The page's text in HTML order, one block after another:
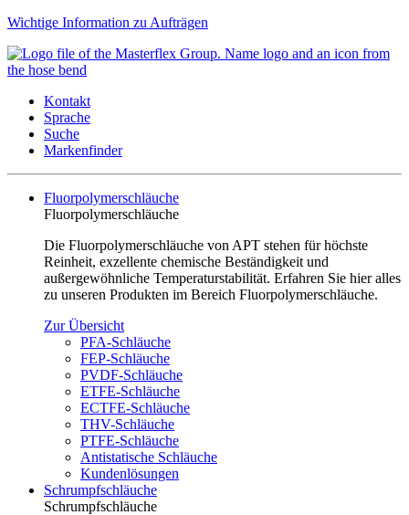
Wichtige Information zu Aufträgen
Kontakt
Sprache
Suche
Markenfinder
Fluorpolymerschläuche
Fluorpolymerschläuche
Die Fluorpolymerschläuche von APT stehen für höchste
Reinheit, exzellente chemische Beständigkeit und
außergewöhnliche Temperaturstabilität. Erfahren Sie hier alles
zu unseren Produkten im Bereich Fluorpolymerschläuche.
Zur Übersicht
PFA-Schläuche
FEP-Schläuche
PVDF-Schläuche
ETFE-Schläuche
ECTFE-Schläuche
THV-Schläuche
PTFE-Schläuche
Antistatische Schläuche
Kundenlösungen
Schrumpfschläuche
Schrumpfschläuche